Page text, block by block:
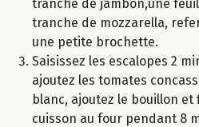
tranche de jambon,une
tranche de mozzarella,
une petite brochette.
Saisissez les escalopes 2
ajoutez les tomates
blanc, ajoutez le bouillon
cuisson au four pendant 8